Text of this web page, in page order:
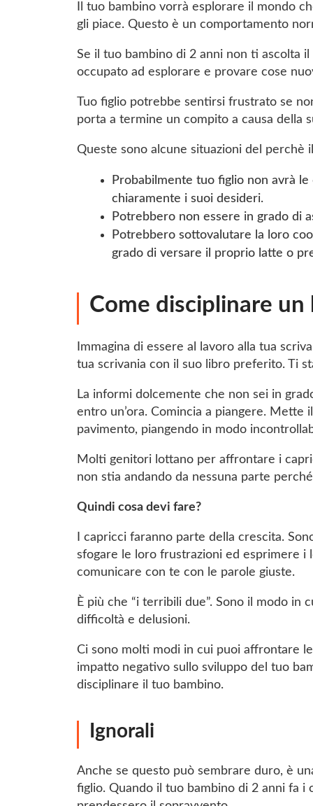
Il tuo bambino vorrà esplorare il mondo
gli piace. Questo è un comportamento
Se il tuo bambino di 2 anni non ti ascolta
occupato ad esplorare e provare cose
Tuo figlio potrebbe sentirsi frustrato se
porta a termine un compito a causa della
Queste sono alcune situazioni del perchè
Probabilmente tuo figlio non avrà
chiaramente i suoi desideri.
Potrebbero non essere in grado di
Potrebbero sottovalutare la loro
grado di versare il proprio latte o
Come disciplinare
Immagina di essere al lavoro alla tua
tua scrivania con il suo libro preferito. Ti
La informi dolcemente che non sei in
entro un’ora. Comincia a piangere. Mette
pavimento, piangendo in modo
Molti genitori lottano per affrontare i
non stia andando da nessuna parte
Quindi cosa devi fare?
I capricci faranno parte della crescita.
sfogare le loro frustrazioni ed esprimere
comunicare con te con le parole giuste.
È più che “i terribili due”. Sono il modo
difficoltà e delusioni.
Ci sono molti modi in cui puoi affrontare
impatto negativo sullo sviluppo del tuo
disciplinare il tuo bambino.
Ignorali
Anche se questo può sembrare duro, è
figlio. Quando il tuo bambino di 2 anni fa i